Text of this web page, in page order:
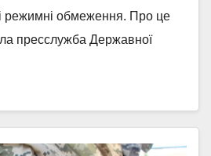
режимні обмеження. Про це
пресслужба Державної